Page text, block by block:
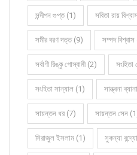
সন্দীপন গুপ্ত (1) সবিতা রায়
সমীর বরণ দত্ত (9) সম্পদ
সর্বাণী রিঙ্কু গোস্বামী (2)
সংহিতা সান্যাল (1) সান্ত্বনা
সায়ন্তন ধর (7) সায়ন্তন সেন
সিরাজুল ইসলাম (1) সুকন্যা